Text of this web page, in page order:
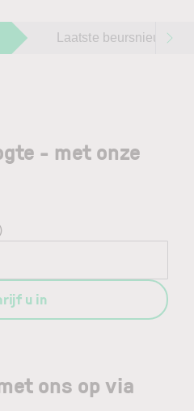
Laatste beursnieuws
ons op via
- met onze
u in